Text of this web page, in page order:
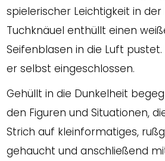
spielerischer Leichtigkeit in der
Tuchknäuel enthüllt einen
Seifenblasen in die Luft pustet.
er selbst eingeschlossen.
Gehüllt in die Dunkelheit
den Figuren und Situationen,
Strich auf kleinformatiges,
gehaucht und anschließend